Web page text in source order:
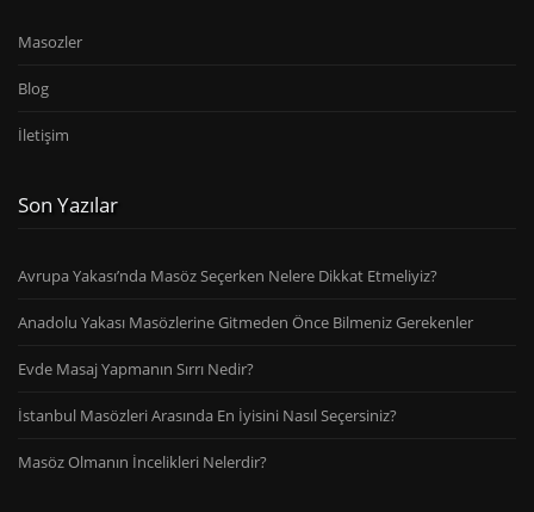
Masozler
Blog
İletişim
Son Yazılar
Avrupa Yakası’nda Masöz Seçerken Nelere Dikkat Etmeliyiz?
Anadolu Yakası Masözlerine Gitmeden Önce Bilmeniz Gerekenler
Evde Masaj Yapmanın Sırrı Nedir?
İstanbul Masözleri Arasında En İyisini Nasıl Seçersiniz?
Masöz Olmanın İncelikleri Nelerdir?